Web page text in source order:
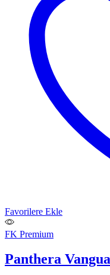
Favorilere Ekle
FK Premium
Panthera